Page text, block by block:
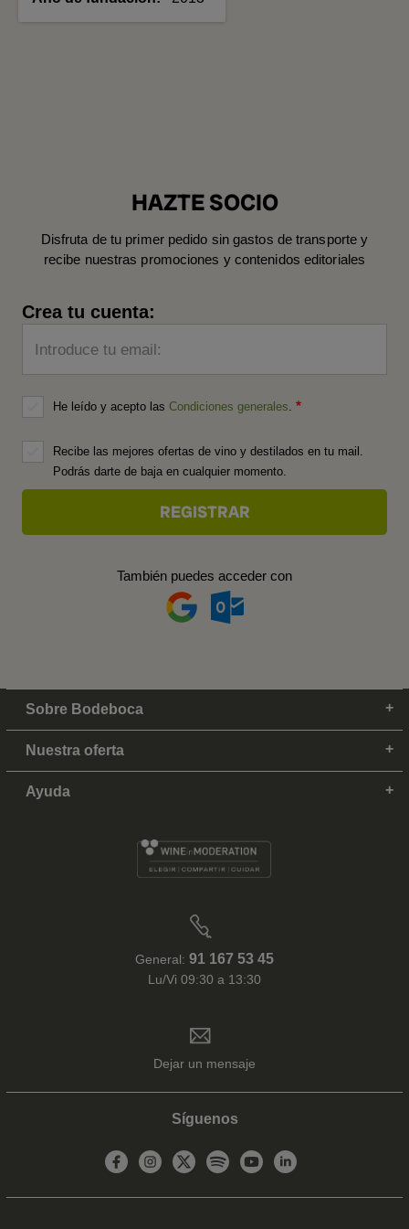
HAZTE SOCIO
Disfruta de tu primer pedido sin gastos de transporte y
recibe nuestras promociones y contenidos editoriales
Crea tu cuenta:
Introduce tu email:
He leído y acepto las Condiciones generales.
Recibe las mejores ofertas de vino y destilados en tu mail.
Podrás darte de baja en cualquier momento.
También puedes acceder con
Sobre Bodeboca
Nuestra oferta
Ayuda
General: 91 167 53 45
Lu/Vi 09:30 a 13:30
Dejar un mensaje
Síguenos